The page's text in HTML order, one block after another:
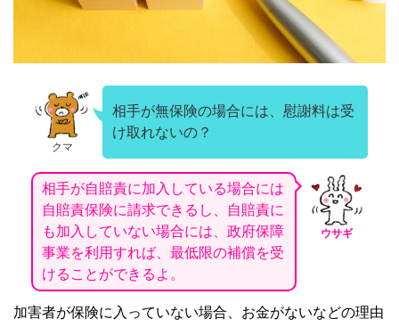
クマ
相手が無保険の場合には、慰謝料は受
け取れないの？
ウサギ
相手が自賠責に加入している場合には
自賠責保険に請求できるし、自賠責に
も加入していない場合には、 政府保障
事業を利用すれば、最低限の補償を受
けることができるよ。
加害者が保険に入っていない場合、お金がないなどの理由